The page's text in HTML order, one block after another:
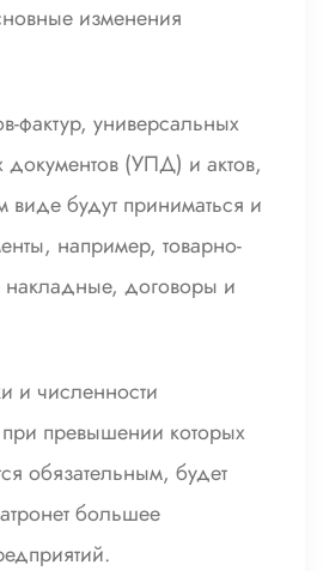
изменения
фактур, универсальных
документов (УПД) и актов,
виде будут приниматься и
например, товарно-
накладные, договоры и
и численности
превышении которых
обязательным, будет
большее